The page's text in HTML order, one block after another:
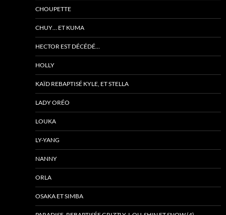
CHOUPETTE
CHUY… ET KUMA
HECTOR EST DÉCÉDÉ…
HOLLY
KAÏD REBAPTISÉ KYLE, ET STELLA
LADY ORÉO
LOUKA
LY-YANG
NANNY
ORLA
OSAKA ET SIMBA